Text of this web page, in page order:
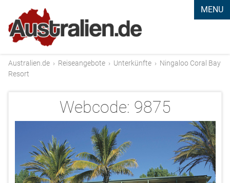
MENU
Australien.de › Reiseangebote › Unterkünfte › Ningaloo Coral Bay
Resort
Webcode: 9875